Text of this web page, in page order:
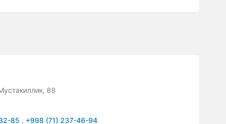
88
85 , +998 (71) 237-46-94